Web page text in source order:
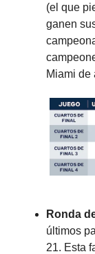
(el que
ganen
Miami de
Ronda
últimos
21. Esta